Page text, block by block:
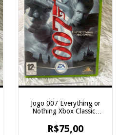
Jogo 007 Everything or
Nothing Xbox Classico
R$75,00